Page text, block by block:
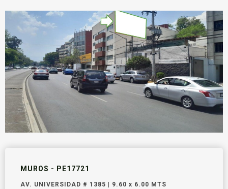
MUROS - PE17721
AV. UNIVERSIDAD # 1385 | 9.60 x 6.00 MTS